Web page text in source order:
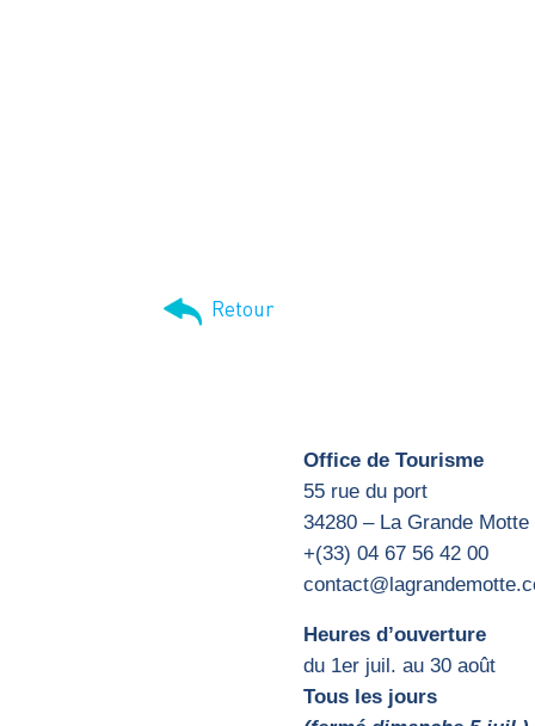
Retour
Office de Tourisme
55 rue du port
34280 – La Grande Motte
+(33) 04 67 56 42 00
Heures d’ouverture
du 1er juil. au 30 août
Tous les jours